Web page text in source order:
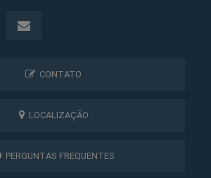
CONTATO
LOCALIZAÇÃO
PERGUNTAS FREQUENTES